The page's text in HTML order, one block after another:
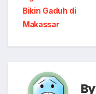
Bikin Gaduh di
Makassar
By